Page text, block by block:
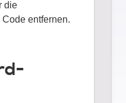
die
entfernen.